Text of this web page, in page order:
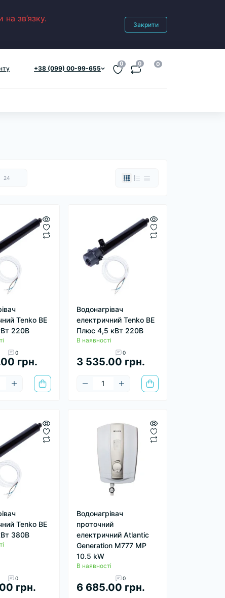
зв’язку.
Закрити
+38 (099) 00-99-655
0 0 0
Tenko ВЕ
220В
0
грн.
Водонагрівач
електричний Tenko ВЕ
Плюс 4,5 кВт 220В
В наявності
0
3 535.00 грн.
Tenko ВЕ
380В
0
грн.
Водонагрівач
проточний
електричний Atlantic
Generation M777 MP
10.5 kW
В наявності
0
6 685.00 грн.